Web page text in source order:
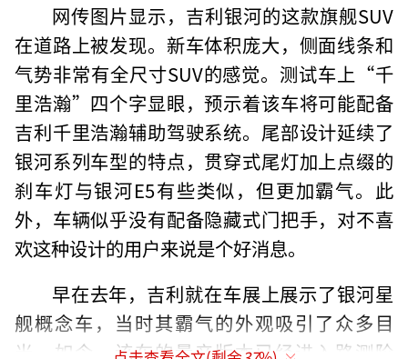
网传图片显示，吉利银河的这款旗舰SUV
在道路上被发现。新车体积庞大，侧面线条和
气势非常有全尺寸SUV的感觉。测试车上“千
里浩瀚”四个字显眼，预示着该车将可能配备
吉利千里浩瀚辅助驾驶系统。尾部设计延续了
银河系列车型的特点，贯穿式尾灯加上点缀的
刹车灯与银河E5有些类似，但更加霸气。此
外，车辆似乎没有配备隐藏式门把手，对不喜
欢这种设计的用户来说是个好消息。
早在去年，吉利就在车展上展示了银河星
舰概念车，当时其霸气的外观吸引了众多目
光。如今，该车的量产版本已经进入路测阶